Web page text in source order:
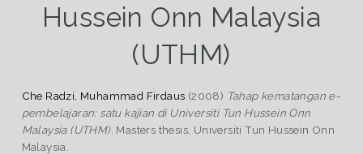
Hussein Onn Malaysia
(UTHM)
Che Radzi, Muhammad Firdaus (2008) Tahap kematangan e-
pembelajaran: satu kajian di Universiti Tun Hussein Onn
Malaysia (UTHM). Masters thesis, Universiti Tun Hussein Onn
Malaysia.